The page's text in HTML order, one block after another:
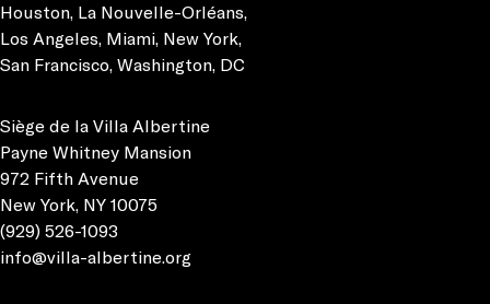
Houston, La Nouvelle-Orléans,
Los Angeles, Miami, New York,
San Francisco, Washington, DC
Siège de la Villa Albertine
Payne Whitney Mansion
972 Fifth Avenue
New York, NY 10075
(929) 526-1093
info@villa-albertine.org